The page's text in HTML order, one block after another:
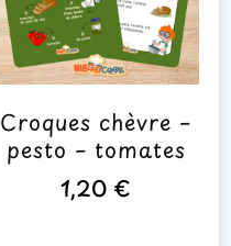
Croques chèvre –
pesto – tomates
1,20€